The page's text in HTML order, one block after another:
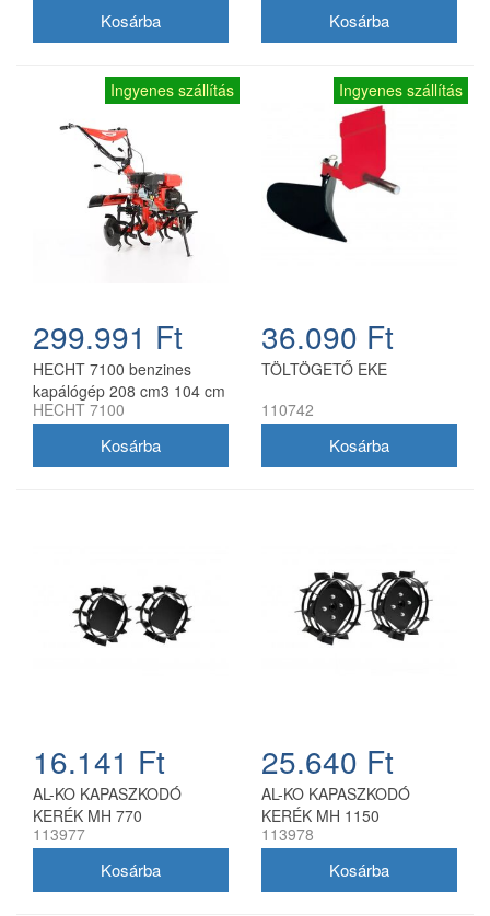
Ingyenes szállítás
299.991 Ft
HECHT 7100 benzines
kapálógép 208 cm3 104 cm
munkaszélesség
HECHT 7100
Ingyenes szállítás
36.090 Ft
TÖLTÖGETŐ EKE
110742
16.141 Ft
AL-KO KAPASZKODÓ
KERÉK MH 770
113977
25.640 Ft
AL-KO KAPASZKODÓ
KERÉK MH 1150
113978